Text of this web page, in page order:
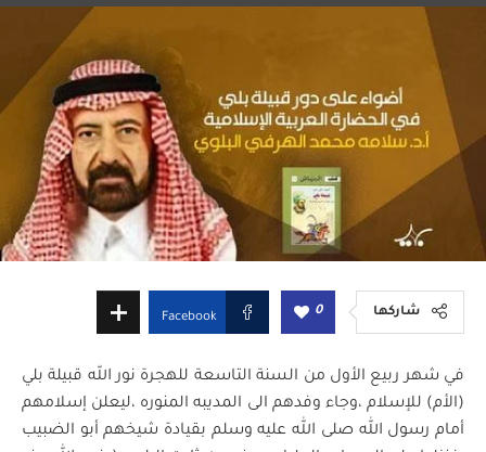
شاركها 0
Facebook
في شهر ربيع الأول من السنة التاسعة للهجرة نور الله قبيلة بلي
(الأم) للإسلام ،وجاء وفدهم الى المديبه المنوره ،ليعلن إسلامهم
أمام رسول الله صلى الله عليه وسلم بقيادة شيخهم أبو الضبيب